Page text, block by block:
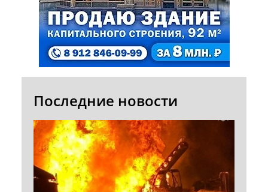
Последние новости